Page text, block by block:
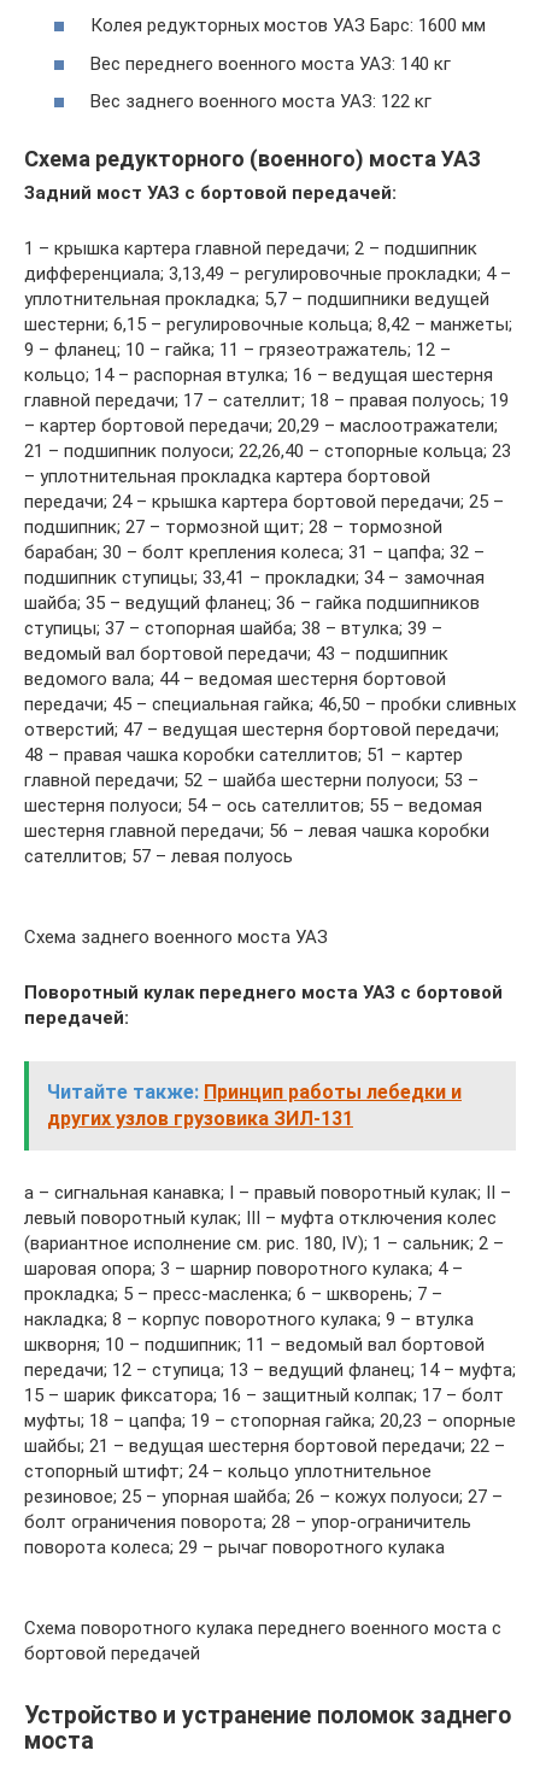
Колея редукторных мостов УАЗ Барс: 1600 мм
Вес переднего военного моста УАЗ: 140 кг
Вес заднего военного моста УАЗ: 122 кг
Схема редукторного (военного) моста УАЗ
Задний мост УАЗ с бортовой передачей:
1 – крышка картера главной передачи; 2 – подшипник
дифференциала; 3,13,49 – регулировочные прокладки; 4 –
уплотнительная прокладка; 5,7 – подшипники ведущей
шестерни; 6,15 – регулировочные кольца; 8,42 – манжеты;
9 – фланец; 10 – гайка; 11 – грязеотражатель; 12 –
кольцо; 14 – распорная втулка; 16 – ведущая шестерня
главной передачи; 17 – сателлит; 18 – правая полуось; 19
– картер боpтовой пеpедачи; 20,29 – маслоотражатели;
21 – подшипник полуоси; 22,26,40 – стопорные кольца; 23
– уплотнительная прокладка картера боpтовой
пеpедачи; 24 – крышка картера боpтовой пеpедачи; 25 –
подшипник; 27 – тормозной щит; 28 – тормозной
барабан; 30 – болт крепления колеса; 31 – цапфа; 32 –
подшипник ступицы; 33,41 – прокладки; 34 – замочная
шайба; 35 – ведущий фланец; 36 – гайка подшипников
ступицы; 37 – стопорная шайба; 38 – втулка; 39 –
ведомый вал боpтовой пеpедачи; 43 – подшипник
ведомого вала; 44 – ведомая шестерня боpтовой
пеpедачи; 45 – специальная гайка; 46,50 – пробки сливных
отверстий; 47 – ведущая шестерня боpтовой пеpедачи;
48 – правая чашка коробки сателлитов; 51 – картер
главной передачи; 52 – шайба шестерни полуоси; 53 –
шестерня полуоси; 54 – ось сателлитов; 55 – ведомая
шестерня главной передачи; 56 – левая чашка коробки
сателлитов; 57 – левая полуось
Схема заднего военного моста УАЗ
Поворотный кулак переднего моста УАЗ с бортовой
передачей:
Читайте также: Принцип работы лебедки и
других узлов грузовика ЗИЛ-131
а – сигнальная канавка; I – правый поворотный кулак; II –
левый поворотный кулак; III – муфта отключения колес
(вариантное исполнение см. рис. 180, IV); 1 – сальник; 2 –
шаровая опора; 3 – шарнир поворотного кулака; 4 –
прокладка; 5 – пресс-масленка; 6 – шкворень; 7 –
накладка; 8 – корпус поворотного кулака; 9 – втулка
шкворня; 10 – подшипник; 11 – ведомый вал боpтовой
пеpедачи; 12 – ступица; 13 – ведущий фланец; 14 – муфта;
15 – шаpик фиксатора; 16 – защитный колпак; 17 – болт
муфты; 18 – цапфа; 19 – стопорная гайка; 20,23 – опорные
шайбы; 21 – ведущая шестерня боpтовой пеpедачи; 22 –
стопоpный штифт; 24 – кольцо уплотнительное
резиновое; 25 – упорная шайба; 26 – кожух полуоси; 27 –
болт ограничения поворота; 28 – упор-ограничитель
поворота колеса; 29 – рычаг поворотного кулака
Схема поворотного кулака переднего военного моста с
бортовой передачей
Устройство и устранение поломок заднего
моста